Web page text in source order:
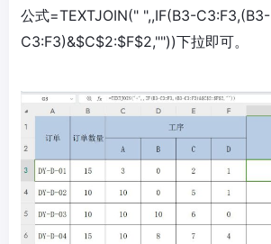
公式=TEXTJOIN(" ",,IF(B3-C3:F3,(B3-
C3:F3)&$C$2:$F$2,""))下拉即可。